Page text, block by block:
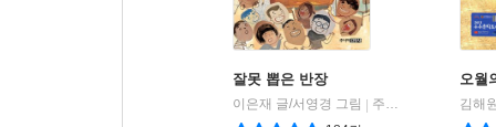
잘못 뽑은 반장
이은재 글/서영경 그림
주니어김영사
오월